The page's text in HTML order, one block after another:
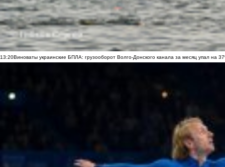
13:20Виноваты украинские БПЛА: грузооборот Волго-Донского канала за месяц упал на